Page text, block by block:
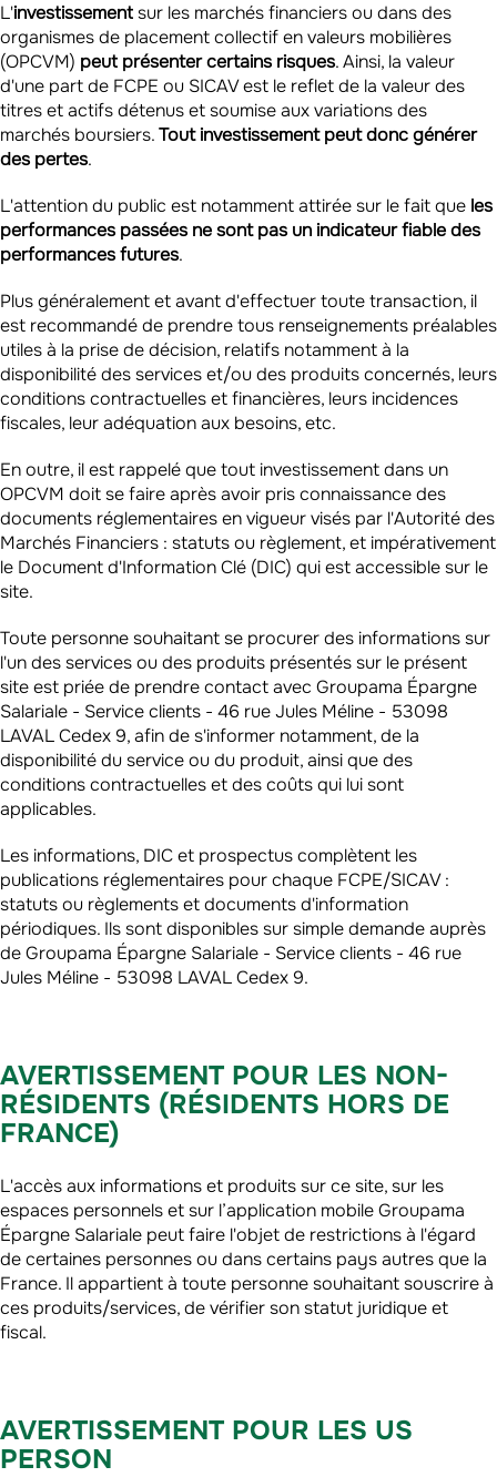
L'investissementsur les marchés financiers ou dans des
organismes de placement collectif en valeurs mobilières
(OPCVM) peut présenter certains risques. Ainsi, la valeur
d'une part de FCPE ou SICAV est le reflet de la valeur des
titres et actifs détenus et soumise aux variations des
marchés boursiers.Tout investissement peut donc générer
des pertes.
L'attention du public est notamment attirée sur le fait que les
performances passées ne sont pas un indicateur fiable des
performances futures.
Plus généralement et avant d'effectuer toute transaction, il
est recommandé de prendre tous renseignements préalables
utiles à la prise de décision, relatifs notamment à la
disponibilité des services et/ou des produits concernés, leurs
conditions contractuelles et financières, leurs incidences
fiscales, leur adéquation aux besoins, etc.
En outre, il est rappelé que tout investissement dans un
OPCVM doit se faire après avoir pris connaissance des
documents réglementaires en vigueur visés par l'Autorité des
Marchés Financiers : statuts ou règlement, et impérativement
le Document d'Information Clé (DIC) qui est accessible sur le
site.
Toute personne souhaitant se procurer des informations sur
l'un des services ou des produits présentés sur le présent
site est priée de prendre contact avec Groupama Épargne
Salariale - Service clients - 46 rue Jules Méline - 53098
LAVAL Cedex 9, afin de s'informer notamment, de la
disponibilité du service ou du produit, ainsi que des
conditions contractuelles et des coûts qui lui sont
applicables.
Les informations, DIC et prospectus complètent les
publications réglementaires pour chaque FCPE/SICAV :
statuts ou règlements et documents d'information
périodiques. Ils sont disponibles sur simple demande auprès
de Groupama Épargne Salariale - Service clients - 46 rue
Jules Méline - 53098 LAVAL Cedex 9.
AVERTISSEMENT POUR LES NON-
RÉSIDENTS (RÉSIDENTS HORS DE
FRANCE)
L'accès aux informations et produits sur ce site, sur les
espaces personnels et sur l’application mobile Groupama
Épargne Salariale peut faire l'objet de restrictions à l'égard
de certaines personnes ou dans certains pays autres que la
France. Il appartient à toute personne souhaitant souscrire à
ces produits/services, de vérifier son statut juridique et
fiscal.
AVERTISSEMENT POUR LES US
PERSON